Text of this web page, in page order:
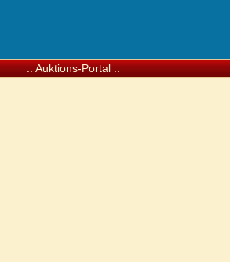
.: Auktions-Portal :.